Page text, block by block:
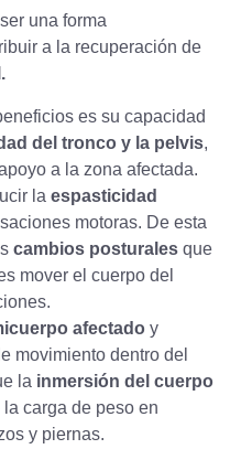
una forma
a la recuperación de
es su capacidad
del tronco y la pelvis,
a la zona afectada.
la espasticidad
motoras. De esta
cambios posturales que
mover el cuerpo del
afectado y
movimiento dentro del
la inmersión del cuerpo
carga de peso en
y piernas.